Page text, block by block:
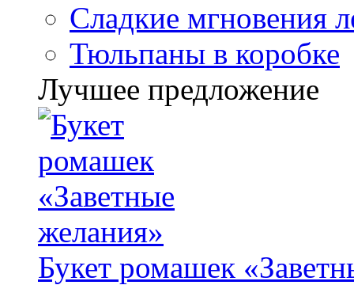
Сладкие мгновения
Тюльпаны в коробке
Лучшее предложение
Букет ромашек